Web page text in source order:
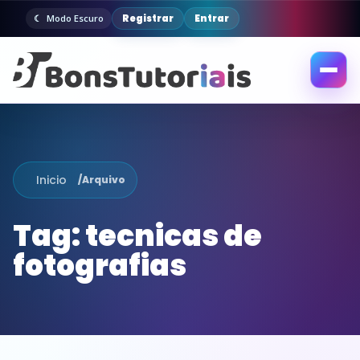
Modo Escuro Registrar Entrar
Abrir
Inicio /Arquivo
Tag:tecnicas de
fotografias